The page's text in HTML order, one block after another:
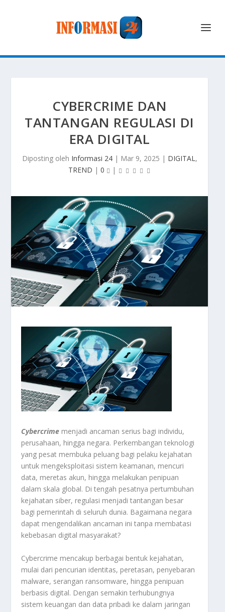
CYBERCRIME DAN
TANTANGAN REGULASI DI
ERA DIGITAL
Diposting oleh Informasi 24| Mar 9, 2025 | DIGITAL,
TREND | 0 |
Cybercrime menjadi ancaman serius bagi individu,
perusahaan, hingga negara. Perkembangan teknologi
yang pesat membuka peluang bagi pelaku kejahatan
untuk mengeksploitasi sistem keamanan, mencuri
data, meretas akun, hingga melakukan penipuan
dalam skala global. Di tengah pesatnya pertumbuhan
kejahatan siber, regulasi menjadi tantangan besar
bagi pemerintah di seluruh dunia. Bagaimana negara
dapat mengendalikan ancaman ini tanpa membatasi
kebebasan digital masyarakat?
Cybercrime mencakup berbagai bentuk kejahatan,
mulai dari pencurian identitas, peretasan, penyebaran
malware, serangan ransomware, hingga penipuan
berbasis digital. Dengan semakin terhubungnya
sistem keuangan dan data pribadi ke dalam jaringan